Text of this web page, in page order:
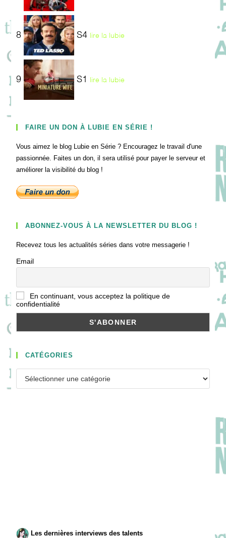
8 S4 lire la lubie
9 S1 lire la lubie
FAIRE UN DON À LUBIE EN SÉRIE !
Vous aimez le blog Lubie en Série ? Encouragez le travail d'une
passionnée. Faites un don, il sera utilisé pour payer le serveur et
améliorer la visibilité du blog !
ABONNEZ-VOUS À LA NEWSLETTER DU BLOG !
Recevez tous les actualités séries dans votre messagerie !
Email
En continuant, vous acceptez la politique de
confidentialité
CATÉGORIES
Les dernières interviews des talents